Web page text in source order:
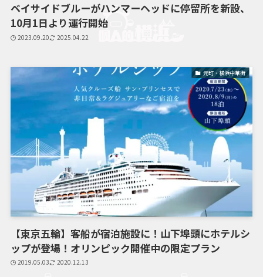
ベイサイドブルーがハンマーヘッドに停留所を新設、
10月1日より運行開始
2023.09.20 2025.04.22
元町・横浜中華街
【東京五輪】客船が宿泊施設に！山下埠頭にホテルシ
ップが登場！オリンピック開催中の限定プラン
2019.05.03 2020.12.13